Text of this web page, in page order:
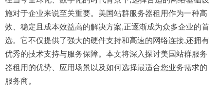
施对于企业来说至关重要。 美国站群服务器租用作为一种高
效、稳定且成本效益高的解决方案,正逐渐成为众多企业的首
选。它不仅提供了强大的硬件支持和高速的网络连接,还拥有
优秀的技术支持与服务保障。本文将深入探讨美国站群服务
器租用的优势、应用场景以及如何选择最适合您业务需求的
服务商。